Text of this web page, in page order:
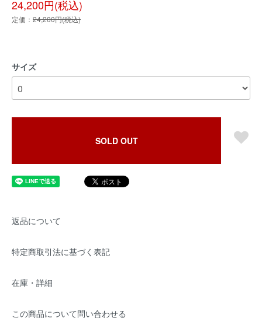
24,200円(税込)
定価： 24,200円(税込)
サイズ
SOLD OUT
返品について
特定商取引法に基づく表記
在庫・詳細
この商品について問い合わせる